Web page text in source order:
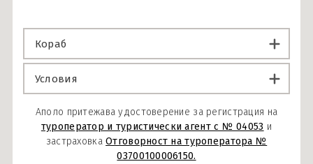
Кораб
Условия
Аполо притежава удостоверение за регистрация на
туроператор и туристически агент с № 04053 и
застраховкаОтговорност на туроператора №
03700100006150.